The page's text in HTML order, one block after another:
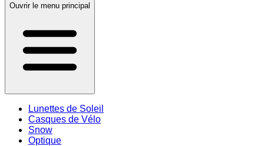
Ouvrir le menu principal
Lunettes de Soleil
Casques de Vélo
Snow
Optique